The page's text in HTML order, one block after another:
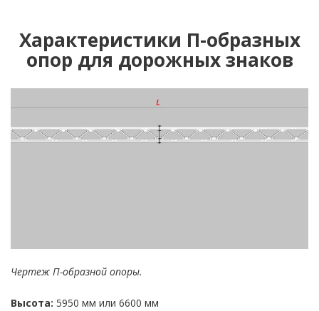
Характеристики П-образных
опор для дорожных знаков
Чертеж П-образной опоры.
Высота: 5950 мм или 6600 мм